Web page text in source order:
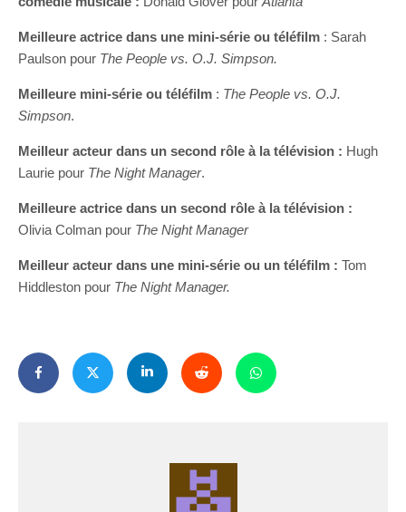
Meilleure actrice dans une mini-série ou téléfilm : Sarah
Paulson pour The People vs. O.J. Simpson.
Meilleure mini-série ou téléfilm : The People vs. O.J.
Simpson.
Meilleur acteur dans un second rôle à la télévision : Hugh
Laurie pour The Night Manager.
Meilleure actrice dans un second rôle à la télévision :
Olivia Colman pour The Night Manager
Meilleur acteur dans une mini-série ou un téléfilm : Tom
Hiddleston pour The Night Manager.